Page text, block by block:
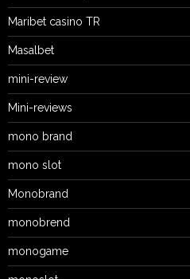
Maribet casino TR
Masalbet
mini-review
Mini-reviews
mono brand
mono slot
Monobrand
monobrend
monogame